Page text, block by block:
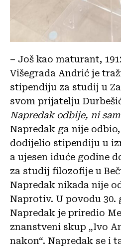
– Još kao maturant,
Višegrada Andrić je
stipendiju za studij u
svom prijatelju
Napredak odbije, ni
Napredak ga nije
dodijelio stipendiju u
a ujesen iduće godine
za studij filozofije u
Napredak nikada nije
Naprotiv. U povodu
Napredak je priredio
znanstveni skup „Ivo
nakon“. Napredak se i